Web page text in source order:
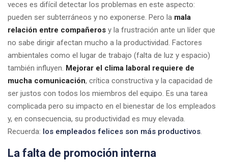
veces es difícil detectar los problemas en este aspecto:
pueden ser subterráneos y no exponerse. Pero la mala
relación entre compañeros y la frustración ante un líder que
no sabe dirigir afectan mucho a la productividad. Factores
ambientales como el lugar de trabajo (falta de luz y espacio)
también influyen. Mejorar el clima laboral requiere de
mucha comunicación, crítica constructiva y la capacidad de
ser justos con todos los miembros del equipo. Es una tarea
complicada pero su impacto en el bienestar de los empleados
y, en consecuencia, su productividad es muy elevada.
Recuerda: los empleados felices son más productivos.
La falta de promoción interna